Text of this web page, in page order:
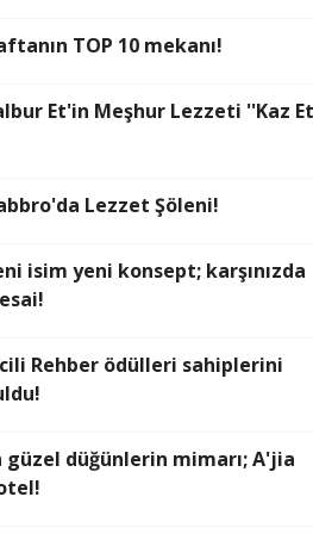
TOP 10 mekanı!
Et'in Meşhur Lezzeti ''Kaz
Lezzet Şöleni!
isim yeni konsept; karşınızda
Rehber ödülleri sahiplerini
güzel düğünlerin mimarı; A'jia